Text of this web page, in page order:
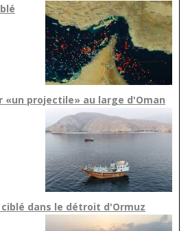
«un projectile» au large d'Oman
dans le détroit d'Ormuz